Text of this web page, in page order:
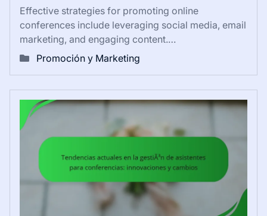
Effective strategies for promoting online
conferences include leveraging social media, email
marketing, and engaging content.…
Promoción y Marketing